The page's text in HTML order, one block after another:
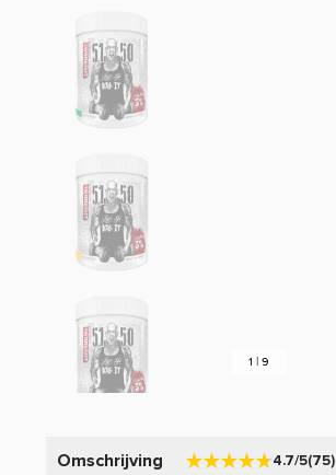
1 | 9
Omschrijving 4.7/5(75)